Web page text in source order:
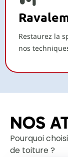
Restaurez la
nos
NOS
Pourquoi
de toiture ?